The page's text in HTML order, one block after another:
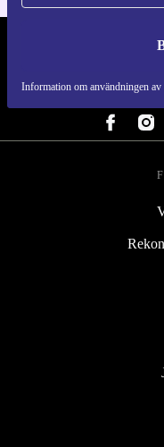
Information om användningen
REFURBED